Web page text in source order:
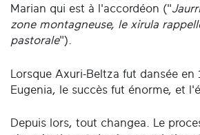
Marian qui est à l'accordéon ("
zone montagneuse, le xirula
pastorale").
Lorsque Axuri-Beltza fut dansée
Eugenia, le succès fut énorme, et
Depuis lors, tout changea. Le